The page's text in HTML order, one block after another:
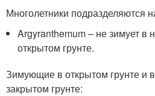
Многолетники подразделяются
Argyranthemum – не зимует в
открытом грунте.
Зимующие в открытом грунте
закрытом грунте: